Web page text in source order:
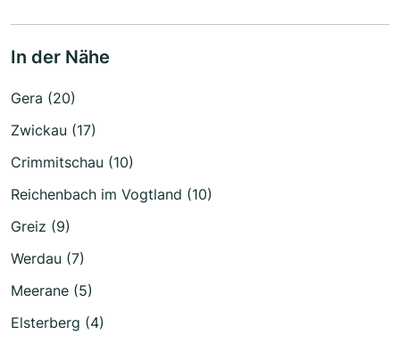
In der Nähe
Gera (20)
Zwickau (17)
Crimmitschau (10)
Reichenbach im Vogtland (10)
Greiz (9)
Werdau (7)
Meerane (5)
Elsterberg (4)